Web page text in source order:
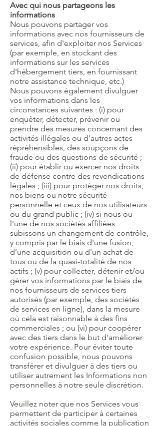
Avec qui nous partageons les
informations
Nous pouvons partager vos
informations avec nos fournisseurs de
services, afin d'exploiter nos Services
(par exemple, en stockant des
informations sur les services
d'hébergement tiers, en fournissant
notre assistance technique, etc.)
Nous pouvons également divulguer
vos informations dans les
circonstances suivantes : (i) pour
enquêter, détecter, prévenir ou
prendre des mesures concernant des
activités illégales ou d'autres actes
répréhensibles, des soupçons de
fraude ou des questions de sécurité ;
(ii) pour établir ou exercer nos droits
de défense contre des revendications
légales ; (iii) pour protéger nos droits,
nos biens ou notre sécurité
personnelle et ceux de nos utilisateurs
ou du grand public ; (iv) si nous ou
l'une de nos sociétés affiliées
subissons un changement de contrôle,
y compris par le biais d'une fusion,
d'une acquisition ou d'un achat de
tous ou de la quasi-totalité de nos
actifs ; (v) pour collecter, détenir et/ou
gérer vos informations par le biais de
nos fournisseurs de services tiers
autorisés (par exemple, des sociétés
de services en ligne), dans la mesure
où cela est raisonnable à des fins
commerciales ; ou (vi) pour coopérer
avec des tiers dans le but d'améliorer
votre expérience. Pour éviter toute
confusion possible, nous pouvons
transférer et divulguer à des tiers ou
utiliser autrement les Informations non
personnelles à notre seule discrétion.
Veuillez noter que nos Services vous
permettent de participer à certaines
activités sociales comme la publication